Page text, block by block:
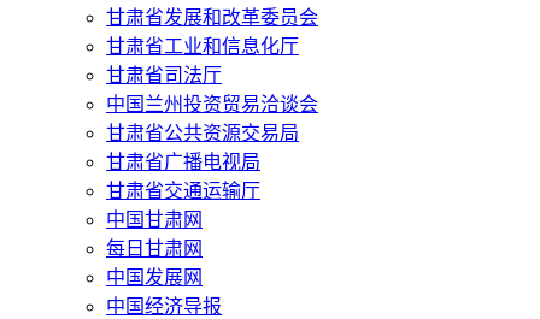
甘肃省发展和改革委员会
甘肃省工业和信息化厅
甘肃省司法厅
中国兰州投资贸易洽谈会
甘肃省公共资源交易局
甘肃省广播电视局
甘肃省交通运输厅
中国甘肃网
每日甘肃网
中国发展网
中国经济导报